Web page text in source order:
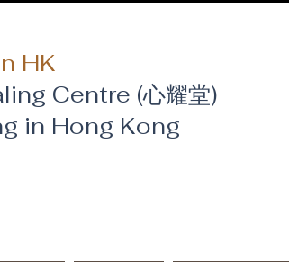
HK
Centre (心耀堂)
in Hong Kong